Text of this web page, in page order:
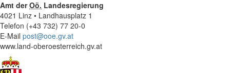
Amt derOö. Landesregierung
4021 Linz • Landhausplatz 1
Telefon (+43 732) 77 20-0
E-Mail post@ooe.gv.at
www.land-oberoesterreich.gv.at